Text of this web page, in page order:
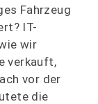
Fahrzeug
IT-
wir
verkauft,
vor der
die